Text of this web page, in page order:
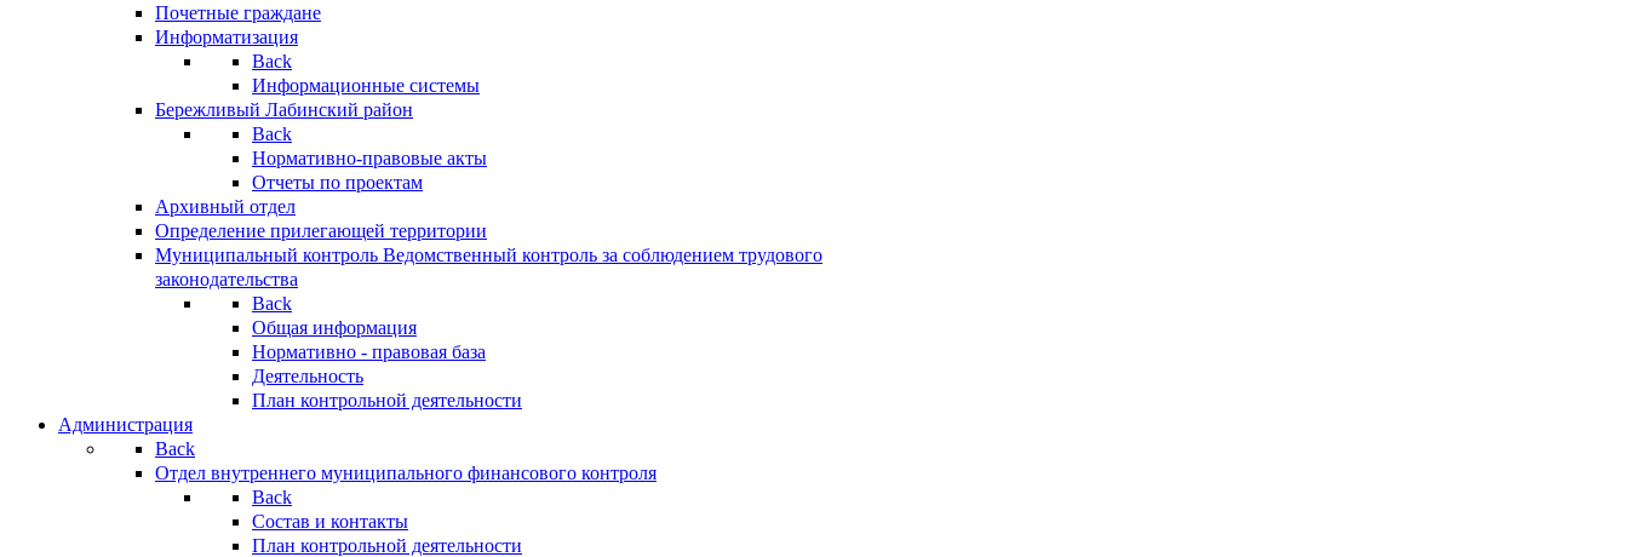
Почетные граждане
Информатизация
Back
Информационные системы
Бережливый Лабинский район
Back
Нормативно-правовые акты
Отчеты по проектам
Архивный отдел
Определение прилегающей территории
Муниципальный контроль Ведомственный контроль за соблюдением трудового
законодательства
Back
Общая информация
Нормативно - правовая база
Деятельность
План контрольной деятельности
Администрация
Back
Отдел внутреннего муниципального финансового контроля
Back
Состав и контакты
План контрольной деятельности